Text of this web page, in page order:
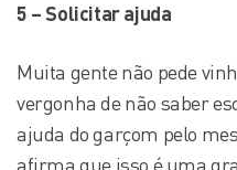
5 – Solicitar ajuda
Muita gente não pede
vergonha de não saber
ajuda do garçom pelo
afirma que isso é uma